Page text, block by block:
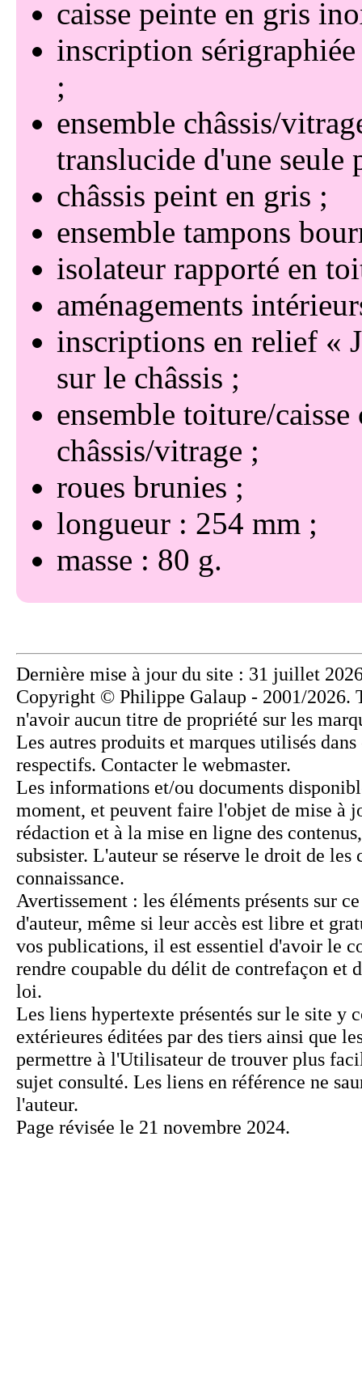
caisse peinte en gris
inscription
ensemble châssis/
translucide d'une seule
châssis peint en gris
ensemble tampons
isolateur rapporté en
aménagements
inscriptions en relief
sur le châssis
ensemble toiture/
châssis/vitrage
roues brunies
longueur : 254 mm
masse : 80 g
Page révisée le 21 novembre 2024.